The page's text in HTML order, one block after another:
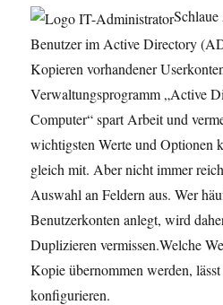
Benutzer im Active Directory
Kopieren vorhandener
Verwaltungsprogramm „Active
Computer“ spart Arbeit und
wichtigsten Werte und Optionen
gleich mit. Aber nicht immer
Auswahl an Feldern aus. Wer
Benutzerkonten anlegt, wird
Duplizieren vermissen.Welche
Kopie übernommen werden,
konfigurieren.